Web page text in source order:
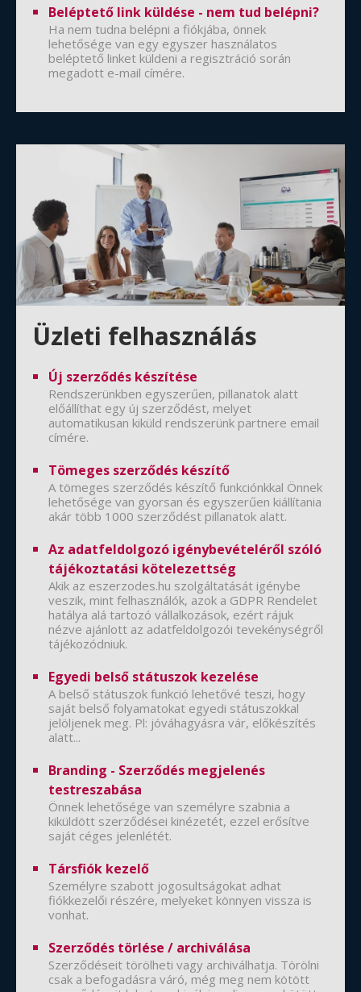
Beléptető link küldése - nem tud belépni?
Ha nem tudna belépni a fiókjába, önnek
lehetősége van egy egyszer használatos
beléptető linket küldeni a regisztráció során
megadott e-mail címére.
Üzleti felhasználás
Új szerződés készítése
Rendszerünkben egyszerűen, pillanatok alatt
előállíthat egy új szerződést, melyet
automatikusan kiküld rendszerünk partnere email
címére.
Tömeges szerződés készítő
A tömeges szerződés készítő funkciónkkal Önnek
lehetősége van gyorsan és egyszerűen kiállítania
akár több 1000 szerződést pillanatok alatt.
Az adatfeldolgozó igénybevételéről szóló
tájékoztatási kötelezettség
Akik az eszerzodes.hu szolgáltatását igénybe
veszik, mint felhasználók, azok a GDPR Rendelet
hatálya alá tartozó vállalkozások, ezért rájuk
nézve ajánlott az adatfeldolgozói tevekénységről
tájékozódniuk.
Egyedi belső státuszok kezelése
A belső státuszok funkció lehetővé teszi, hogy
saját belső folyamatokat egyedi státuszokkal
jelöljenek meg. Pl: jóváhagyásra vár, előkészítés
alatt...
Branding - Szerződés megjelenés
testreszabása
Önnek lehetősége van személyre szabnia a
kiküldött szerződései kinézetét, ezzel erősítve
saját céges jelenlétét.
Társfiók kezelő
Személyre szabott jogosultságokat adhat
fiókkezelői részére, melyeket könnyen vissza is
vonhat.
Szerződés törlése / archiválása
Szerződéseit törölheti vagy archiválhatja. Törölni
csak a befogadásra váró, még meg nem kötött